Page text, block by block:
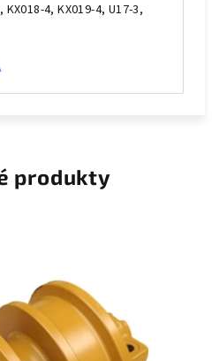
KX018-4, KX019-4, U17-3,
produkty